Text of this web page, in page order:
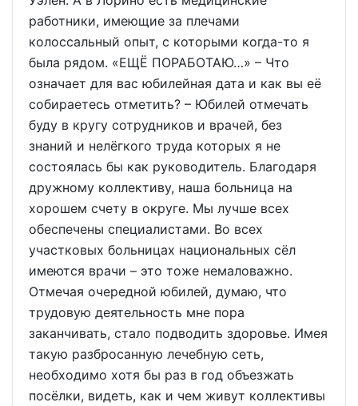
работники, имеющие за плечами
колоссальный опыт, с которыми когда-то я
была рядом. «ЕЩЁ ПОРАБОТАЮ…» – Что
означает для вас юбилейная дата и как вы её
собираетесь отметить? – Юбилей отмечать
буду в кругу сотрудников и врачей, без
знаний и нелёгкого труда которых я не
состоялась бы как руководитель. Благодаря
дружному коллективу, наша больница на
хорошем счету в округе. Мы лучше всех
обеспечены специалистами. Во всех
участковых больницах национальных сёл
имеются врачи – это тоже немаловажно.
Отмечая очередной юбилей, думаю, что
трудовую деятельность мне пора
заканчивать, стало подводить здоровье. Имея
такую разбросанную лечебную сеть,
необходимо хотя бы раз в год объезжать
посёлки, видеть, как и чем живут коллективы